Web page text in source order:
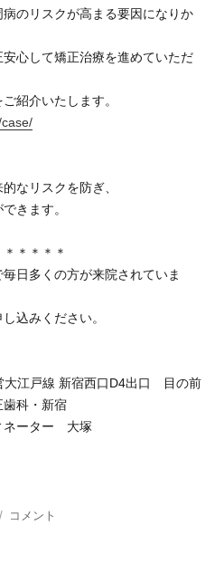
のリスクが高まる要因になりか
心して矯正治療を進めていただ
紹介いたします。
なリスクを防ぎ、
きます。
＊＊＊＊
日多くの方が来院されていま
込みください。
大江戸線 新宿西口D4出口 目の前
歯科・新宿
ネーター 大塚
イ
コメント